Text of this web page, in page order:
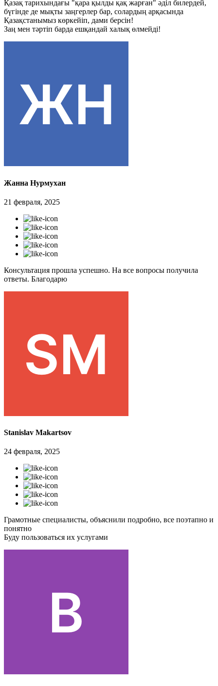
Қазақ тарихындағы "қара қылды қақ жарған" әділ билердей,
бүгінде де мықты заңгерлер бар, солардың арқасында
Қазақстанымыз көркейіп, дами берсін!
Заң мен тәртіп барда ешқандай халық өлмейді!
Жанна Нурмухан
21 февраля, 2025
Консультация прошла успешно. На все вопросы получила
ответы. Благодарю
Stanislav Makartsov
24 февраля, 2025
Грамотные специалисты, объяснили подробно, все поэтапно и
понятно
Буду пользоваться их услугами